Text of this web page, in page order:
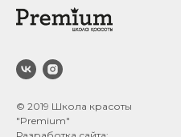
© 2019 Школа красоты
"Premium"